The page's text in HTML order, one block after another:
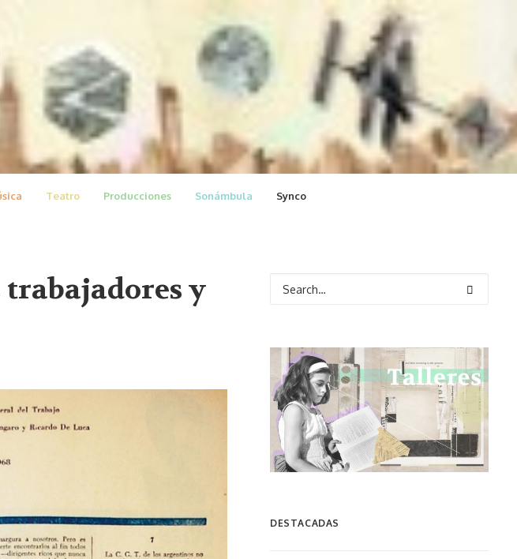
Teatro Producciones Sonámbula Synco
trabajadores y
DESTACADAS